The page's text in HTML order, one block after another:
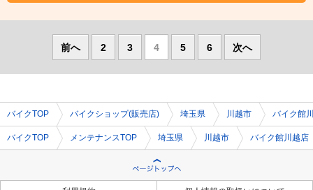
前へ 2 3 4 5 6 次へ
バイクTOP バイクショップ(販売店) 埼玉県 川越市 バイク館
バイクTOP メンテナンスTOP 埼玉県 川越市 バイク館川越店